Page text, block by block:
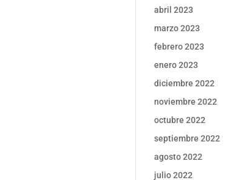
abril 2023
marzo 2023
febrero 2023
enero 2023
diciembre 2022
noviembre 2022
octubre 2022
septiembre 2022
agosto 2022
julio 2022